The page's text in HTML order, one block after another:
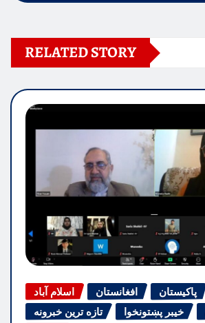
RELATED STORY
اسلام آباد افغانستان
پاکیستان
تازه ترین خبرونه
خیبر پښتونخوا